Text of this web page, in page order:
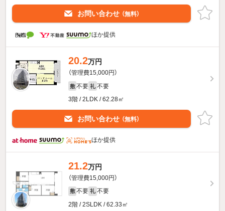
お問い合わせ （無料）
ほか提供
20.2万円
（管理費15,000円）
敷 不要 礼 不要
3階 / 2LDK / 62.28㎡
お問い合わせ （無料）
ほか提供
21.2万円
（管理費15,000円）
敷 不要 礼 不要
2階 / 2SLDK / 62.33㎡